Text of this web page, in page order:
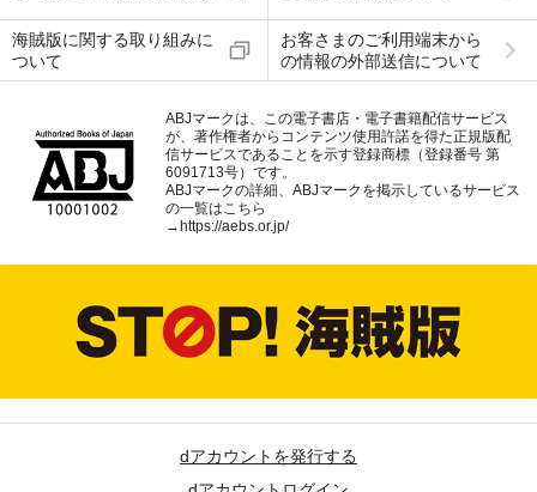
海賊版に関する取り組みに
ついて
お客さまのご利用端末から
の情報の外部送信について
ABJマークは、この電子書店・電子書籍配信サービス
が、著作権者からコンテンツ使用許諾を得た正規版配
信サービスであることを示す登録商標（登録番号 第
6091713号）です。
ABJマークの詳細、ABJマークを掲示しているサービス
の一覧はこちら
→https://aebs.or.jp/
dアカウントを発行する